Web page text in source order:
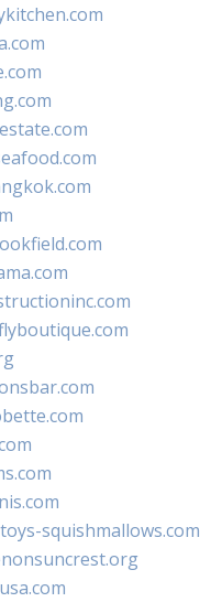
squishmallows.com